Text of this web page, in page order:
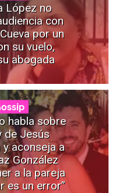
López no
con
por un
su vuelo,
abogada
habla sobre
de Jesús
aconseja a
González
a la pareja
es un error”